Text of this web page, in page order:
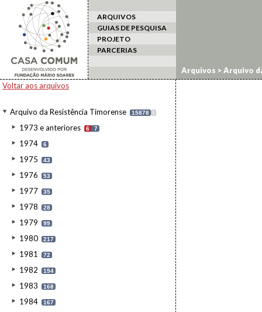
ARQUIVOS
GUIAS DE PESQUISA
PROJETO
PARCERIAS
Voltar aos arquivos
Arquivo da Resistência Timorense 15878 I
1973 e anteriores 6 7
1974 6
1975 43
1976 53
1977 35
1978 28
1979 99
1980 217
1981 72
1982 194
1983 168
1984 167
Arquivos >Arquivo